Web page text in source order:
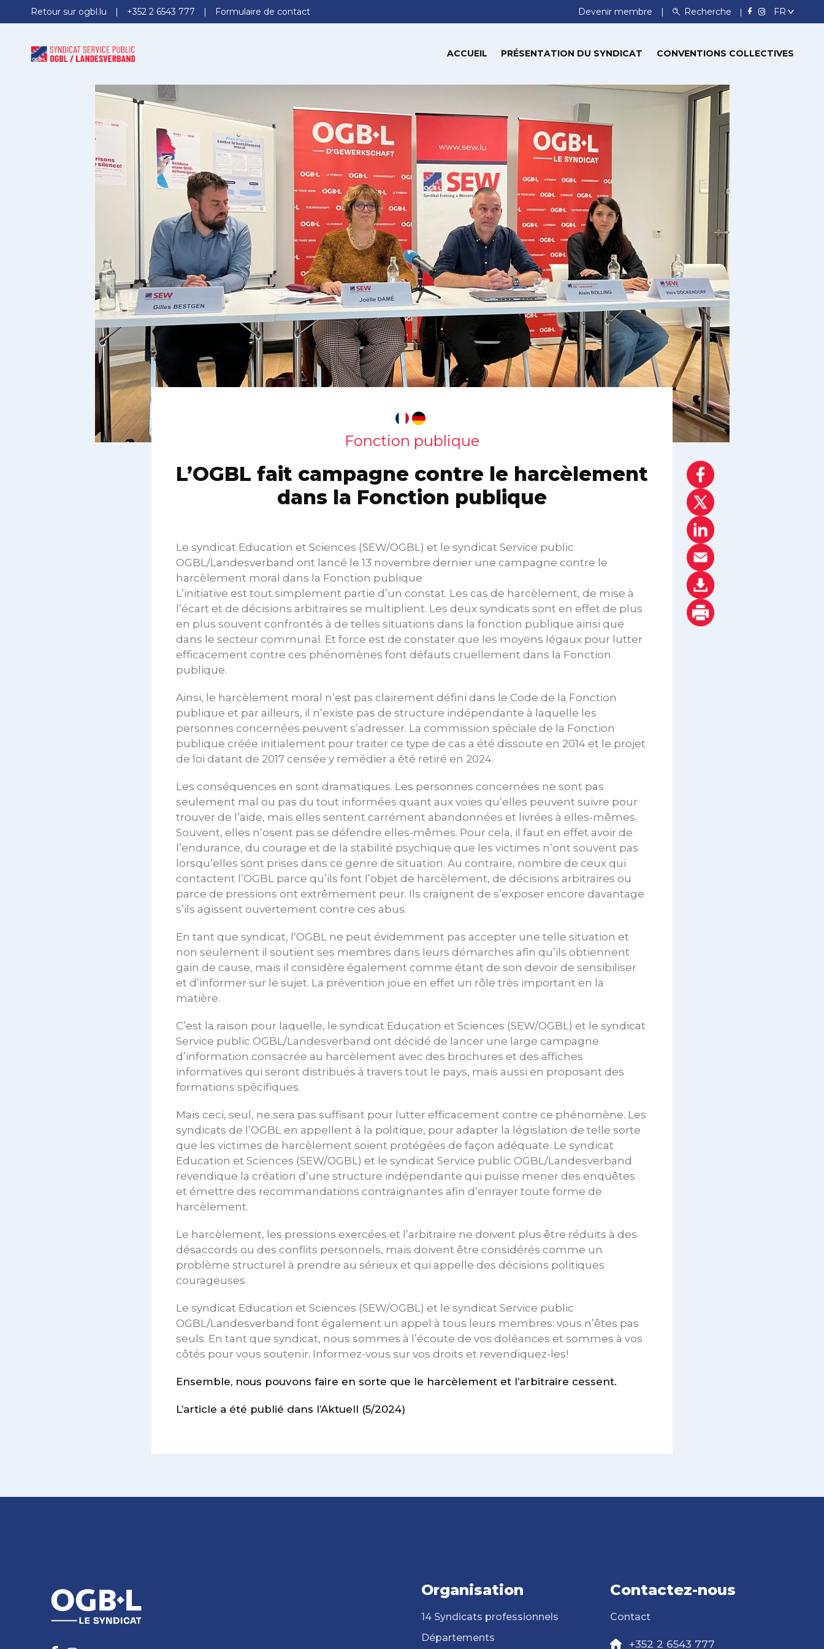
Retour sur ogbl.lu +352 2 6543 777 Formulaire de contact Devenir membre Recherche
ACCUEIL PRÉSENTATION DU SYNDICAT CONVENTIONS COLLECTIVES
Fonction publique
L’OGBL fait campagne contre le harcèlement
dans la Fonction publique
Le syndicat Education et Sciences (SEW/OGBL) et le syndicat Service public
OGBL/Landesverband ont lancé le 13 novembre dernier une campagne contre le
harcèlement moral dans la Fonction publique
L’initiative est tout simplement partie d’un constat. Les cas de harcèlement, de mise à
l’écart et de décisions arbitraires se multiplient. Les deux syndicats sont en effet de plus
en plus souvent confrontés à de telles situations dans la fonction publique ainsi que
dans le secteur communal. Et force est de constater que les moyens légaux pour lutter
efficacement contre ces phénomènes font défauts cruellement dans la Fonction
publique.
Ainsi, le harcèlement moral n’est pas clairement défini dans le Code de la Fonction
publique et par ailleurs, il n’existe pas de structure indépendante à laquelle les
personnes concernées peuvent s’adresser. La commission spéciale de la Fonction
publique créée initialement pour traiter ce type de cas a été dissoute en 2014 et le projet
de loi datant de 2017 censée y remédier a été retiré en 2024.
Les conséquences en sont dramatiques. Les personnes concernées ne sont pas
seulement mal ou pas du tout informées quant aux voies qu’elles peuvent suivre pour
trouver de l’aide, mais elles sentent carrément abandonnées et livrées à elles-mêmes.
Souvent, elles n’osent pas se défendre elles-mêmes. Pour cela, il faut en effet avoir de
l’endurance, du courage et de la stabilité psychique que les victimes n’ont souvent pas
lorsqu’elles sont prises dans ce genre de situation. Au contraire, nombre de ceux qui
contactent l’OGBL parce qu’ils font l’objet de harcèlement, de décisions arbitraires ou
parce de pressions ont extrêmement peur. Ils craignent de s’exposer encore davantage
s’ils agissent ouvertement contre ces abus.
En tant que syndicat, l’OGBL ne peut évidemment pas accepter une telle situation et
non seulement il soutient ses membres dans leurs démarches afin qu’ils obtiennent
gain de cause, mais il considère également comme étant de son devoir de sensibiliser
et d’informer sur le sujet. La prévention joue en effet un rôle très important en la
matière.
C’est la raison pour laquelle, le syndicat Education et Sciences (SEW/OGBL) et le syndicat
Service public OGBL/Landesverband ont décidé de lancer une large campagne
d’information consacrée au harcèlement avec des brochures et des affiches
informatives qui seront distribués à travers tout le pays, mais aussi en proposant des
formations spécifiques.
Mais ceci, seul, ne sera pas suffisant pour lutter efficacement contre ce phénomène. Les
syndicats de l’OGBL en appellent à la politique, pour adapter la législation de telle sorte
que les victimes de harcèlement soient protégées de façon adéquate. Le syndicat
Education et Sciences (SEW/OGBL) et le syndicat Service public OGBL/Landesverband
revendique la création d’une structure indépendante qui puisse mener des enquêtes
et émettre des recommandations contraignantes afin d’enrayer toute forme de
harcèlement.
Le harcèlement, les pressions exercées et l’arbitraire ne doivent plus être réduits à des
désaccords ou des conflits personnels, mais doivent être considérés comme un
problème structurel à prendre au sérieux et qui appelle des décisions politiques
courageuses.
Le syndicat Education et Sciences (SEW/OGBL) et le syndicat Service public
OGBL/Landesverband font également un appel à tous leurs membres: vous n’êtes pas
seuls. En tant que syndicat, nous sommes à l’écoute de vos doléances et sommes à vos
côtés pour vous soutenir. Informez-vous sur vos droits et revendiquez-les!
Ensemble, nous pouvons faire en sorte que le harcèlement et l’arbitraire cessent.
L’article a été publié dans l’Aktuell (5/2024)
Organisation
14 Syndicats professionnels
Départements
Contactez-nous
Contact
+352 2 6543 777